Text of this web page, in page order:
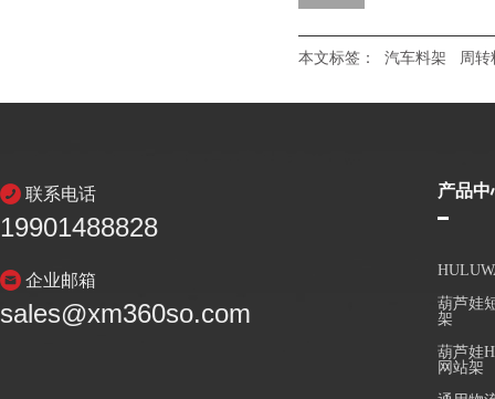
本文标签： 汽车料架 周转
联系电话
19901488828
企业邮箱
sales@xm360so.com
产品中
葫芦娃
架
葫芦娃
网站架